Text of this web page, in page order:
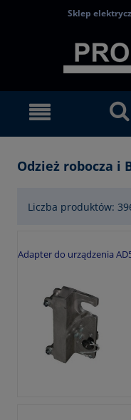
Sklep
Odzież robocza i
Liczba produktów:
Adapter do urządzenia